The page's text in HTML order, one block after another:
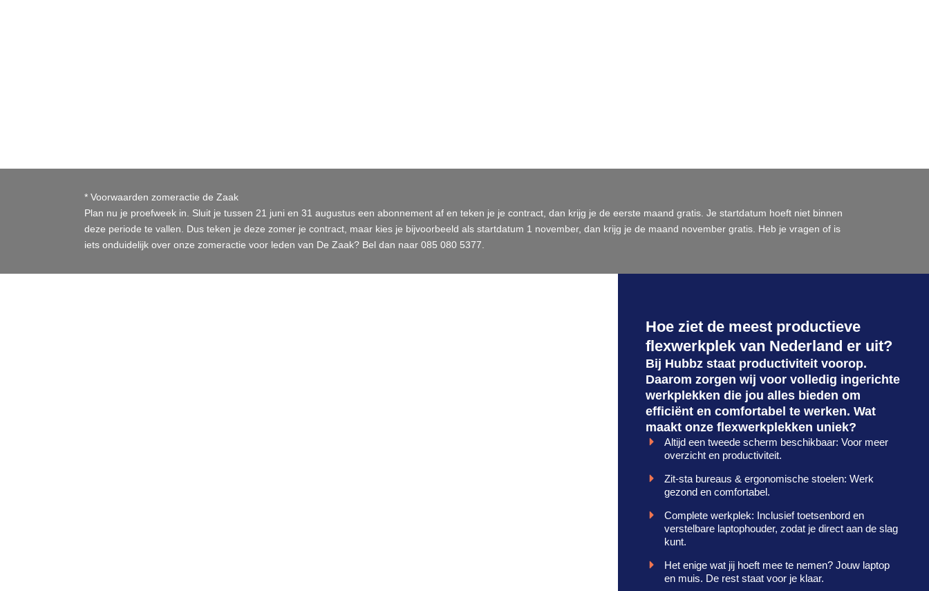
* Voorwaarden zomeractie de Zaak
Plan nu je proefweek in. Sluit je tussen 21 juni en 31 augustus een abonnement af en teken je je contract, dan krijg je de eerste maand gratis. Je startdatum hoeft niet binnen
deze periode te vallen. Dus teken je deze zomer je contract, maar kies je bijvoorbeeld als startdatum 1 november, dan krijg je de maand november gratis. Heb je vragen of is
iets onduidelijk over onze zomeractie voor leden van De Zaak? Bel dan naar 085 080 5377.
Hoe ziet de meest productieve
flexwerkplek van Nederland er uit?
Bij Hubbz staat productiviteit voorop.
Daarom zorgen wij voor volledig ingerichte
werkplekken die jou alles bieden om
efficiënt en comfortabel te werken. Wat
maakt onze flexwerkplekken uniek?
Altijd een tweede scherm beschikbaar: Voor meer
overzicht en productiviteit.
Zit-sta bureaus & ergonomische stoelen: Werk
gezond en comfortabel.
Complete werkplek: Inclusief toetsenbord en
verstelbare laptophouder, zodat je direct aan de slag
kunt.
Het enige wat jij hoeft mee te nemen? Jouw laptop
en muis. De rest staat voor je klaar.